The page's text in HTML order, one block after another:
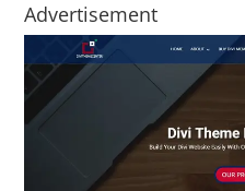
Advertisement